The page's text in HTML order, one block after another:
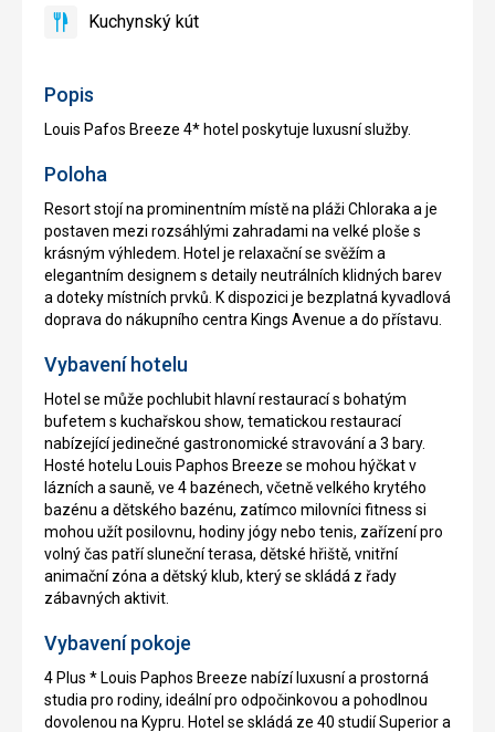
Popis
Louis Pafos Breeze 4* hotel poskytuje luxusní služby.
Poloha
Resort stojí na prominentním místě na pláži Chloraka a je
postaven mezi rozsáhlými zahradami na velké ploše s
krásným výhledem. Hotel je relaxační se svěžím a
elegantním designem s detaily neutrálních klidných barev
a doteky místních prvků. K dispozici je bezplatná kyvadlová
doprava do nákupního centra Kings Avenue a do přístavu.
Vybavení hotelu
Hotel se může pochlubit hlavní restaurací s bohatým
bufetem s kuchařskou show, tematickou restaurací
nabízející jedinečné gastronomické stravování a 3 bary.
Hosté hotelu Louis Paphos Breeze se mohou hýčkat v
lázních a sauně, ve 4 bazénech, včetně velkého krytého
bazénu a dětského bazénu, zatímco milovníci fitness si
mohou užít posilovnu, hodiny jógy nebo tenis, zařízení pro
volný čas patří sluneční terasa, dětské hřiště, vnitřní
animační zóna a dětský klub, který se skládá z řady
zábavných aktivit.
Vybavení pokoje
4 Plus * Louis Paphos Breeze nabízí luxusní a prostorná
studia pro rodiny, ideální pro odpočinkovou a pohodlnou
dovolenou na Kypru. Hotel se skládá ze 40 studií Superior a
Kuchynský
Kuchynský kút
áno